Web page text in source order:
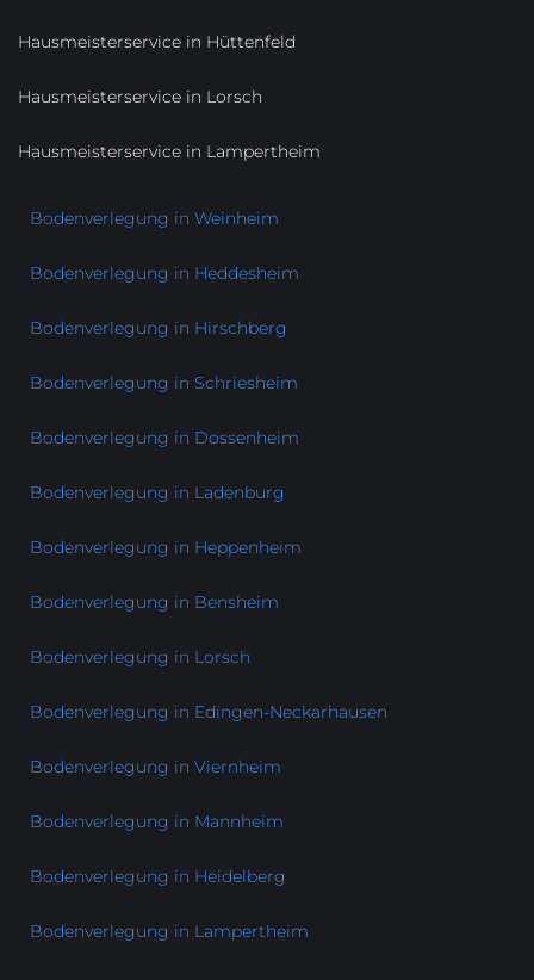
Hausmeisterservice in Hüttenfeld
Hausmeisterservice in Lorsch
Hausmeisterservice in Lampertheim
Bodenverlegung in Weinheim
Bodenverlegung in Heddesheim
Bodenverlegung in Hirschberg
Bodenverlegung in Schriesheim
Bodenverlegung in Dossenheim
Bodenverlegung in Ladenburg
Bodenverlegung in Heppenheim
Bodenverlegung in Bensheim
Bodenverlegung in Lorsch
Bodenverlegung in Edingen-Neckarhausen
Bodenverlegung in Viernheim
Bodenverlegung in Mannheim
Bodenverlegung in Heidelberg
Bodenverlegung in Lampertheim